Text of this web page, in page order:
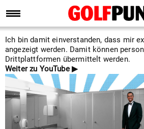
Ich bin damit einverstanden, dass mir
angezeigt werden. Damit können
Drittplattformen übermittelt werden.
Weiter zu YouTube ▶